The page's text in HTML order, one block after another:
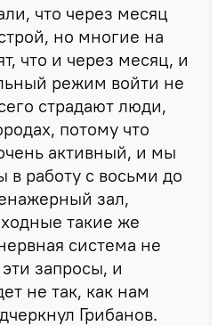
что через месяц
но многие на
что и через месяц, и
режим войти не
страдают люди,
потому что
активный, и мы
работу с восьми до
зал,
такие же
система не
запросы, и
не так, как нам
Грибанов.